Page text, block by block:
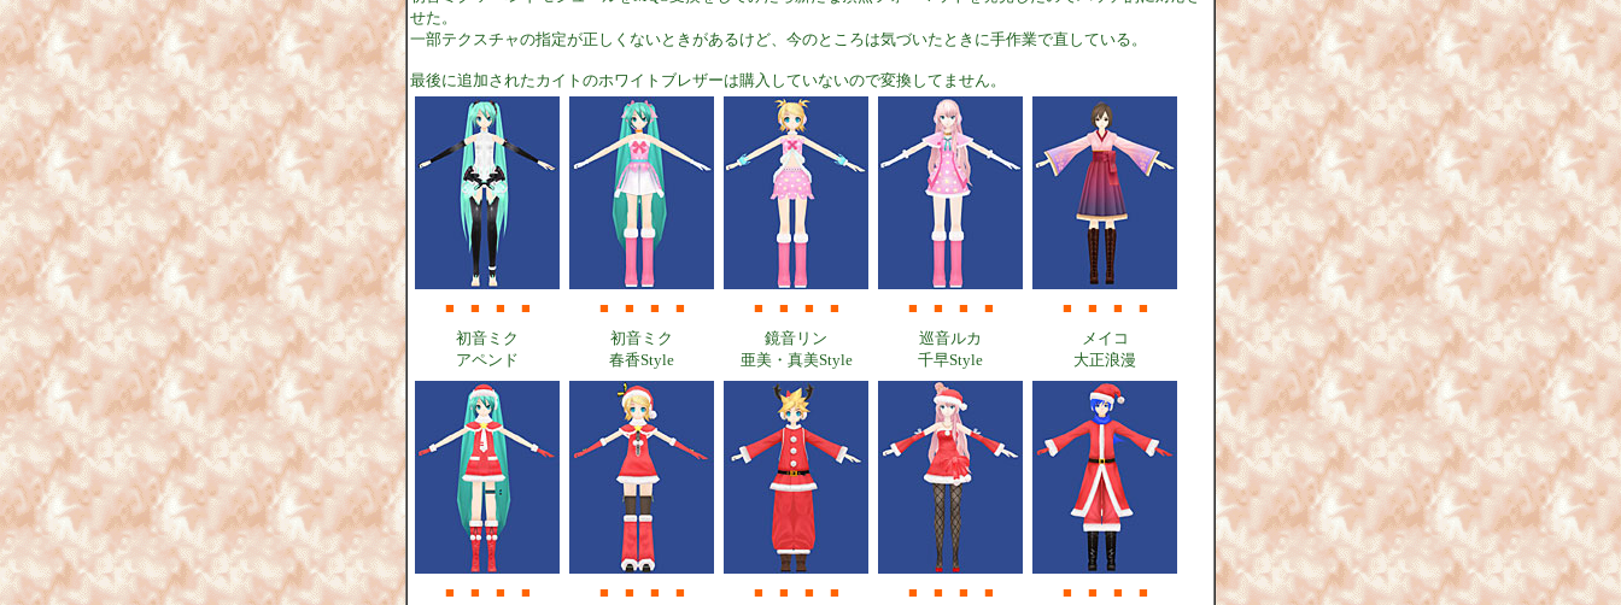
せた。
一部テクスチャの指定が正しくないときがあるけど、今のところは気づいたときに手作業で直している。
最後に追加されたカイトのホワイトブレザーは購入していないので変換してません。
■ ■ ■ ■ ■ ■ ■ ■ ■ ■ ■ ■ ■ ■ ■ ■ ■ ■ ■
■
初音ミク
アペンド
初音ミク
春香Style
鏡音リン
亜美・真美Style
巡音ルカ
千早Style
メイコ
大正浪漫
■ ■ ■ ■ ■ ■ ■ ■ ■ ■ ■ ■ ■ ■ ■ ■ ■ ■ ■
■